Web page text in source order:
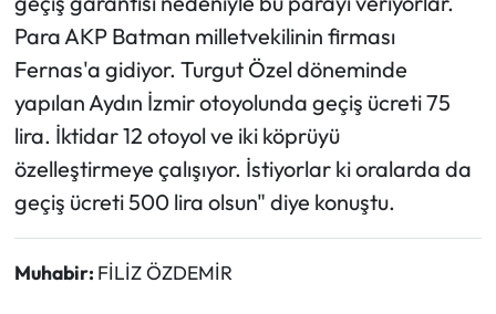
Para AKP Batman milletvekilinin firması
Fernas'a gidiyor. Turgut Özel döneminde
yapılan Aydın İzmir otoyolunda geçiş ücreti 75
lira. İktidar 12 otoyol ve iki köprüyü
özelleştirmeye çalışıyor. İstiyorlar ki oralarda da
geçiş ücreti 500 lira olsun" diye konuştu.
Muhabir: FİLİZ ÖZDEMİR